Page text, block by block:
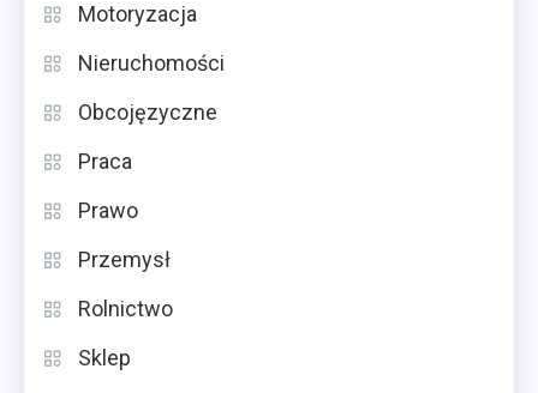
Motoryzacja
Nieruchomości
Obcojęzyczne
Praca
Prawo
Przemysł
Rolnictwo
Sklep